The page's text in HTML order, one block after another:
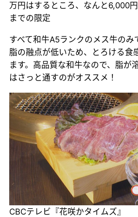
万円はするところ、なんと6,000
までの限定
すべて和牛A5ランクのメス牛のみ
脂の融点が低いため、とろける食
ます。高品質な和牛なので、脂が
はさっと通すのがオススメ！
CBCテレビ『花咲かタイムズ』